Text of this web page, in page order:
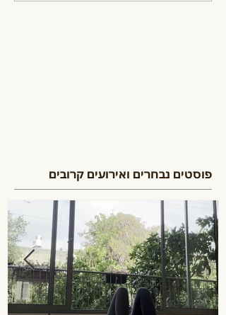
פוסטים נבחרים ואירועים קרובים